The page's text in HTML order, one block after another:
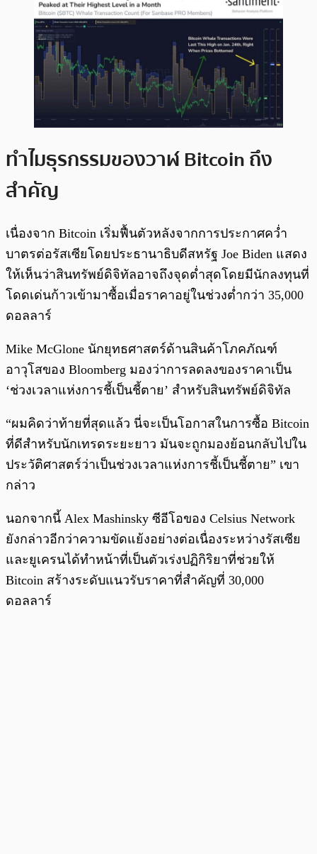
ทำไมธุรกรรมของวาฬ Bitcoin ถึง
สำคัญ
เนื่องจาก Bitcoin เริ่มฟื้นตัวหลังจากการประกาศคว่ำ
บาตรต่อรัสเซียโดยประธานาธิบดีสหรัฐ Joe Biden แสดง
ให้เห็นว่าสินทรัพย์ดิจิทัลอาจถึงจุดต่ำสุดโดยมีนักลงทุนที่
โดดเด่นก้าวเข้ามาซื้อเมื่อราคาอยู่ในช่วงต่ำกว่า 35,000
ดอลลาร์
Mike McGlone นักยุทธศาสตร์ด้านสินค้าโภคภัณฑ์
อาวุโสของ Bloomberg มองว่าการลดลงของราคาเป็น
‘ช่วงเวลาแห่งการชี้เป็นชี้ตาย’ สำหรับสินทรัพย์ดิจิทัล
“ผมคิดว่าท้ายที่สุดแล้ว นี่จะเป็นโอกาสในการซื้อ Bitcoin
ที่ดีสำหรับนักเทรดระยะยาว มันจะถูกมองย้อนกลับไปใน
ประวัติศาสตร์ว่าเป็นช่วงเวลาแห่งการชี้เป็นชี้ตาย” เขา
กล่าว
นอกจากนี้ Alex Mashinsky ซีอีโอของ Celsius Network
ยังกล่าวอีกว่าความขัดแย้งอย่างต่อเนื่องระหว่างรัสเซีย
และยูเครนได้ทำหน้าที่เป็นตัวเร่งปฏิกิริยาที่ช่วยให้
Bitcoin สร้างระดับแนวรับราคาที่สำคัญที่ 30,000
ดอลลาร์